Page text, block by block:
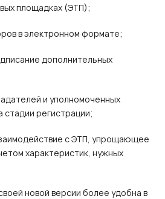
площадках (ЭТП);
в электронном формате;
дополнительных
и уполномоченных
стадии регистрации;
с ЭТП, упрощающее
характеристик, нужных
новой версии более удобна в